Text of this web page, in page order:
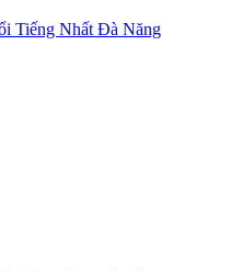
Tiếng Nhất Đà Năng